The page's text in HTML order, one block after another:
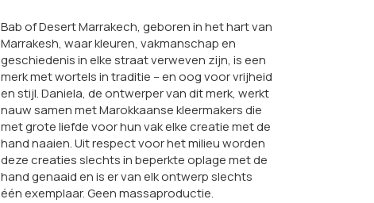
Bab of Desert Marrakech, geboren in het hart van
Marrakesh, waar kleuren, vakmanschap en
geschiedenis in elke straat verweven zijn, is een
merk met wortels in traditie – en oog voor vrijheid
en stijl. Daniela, de ontwerper van dit merk, werkt
nauw samen met Marokkaanse kleermakers die
met grote liefde voor hun vak elke creatie met de
hand naaien. Uit respect voor het milieu worden
deze creaties slechts in beperkte oplage met de
hand genaaid en is er van elk ontwerp slechts
één exemplaar. Geen massaproductie.